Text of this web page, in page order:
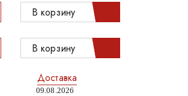
В корзину
В корзину
Доставка
09.08.2026